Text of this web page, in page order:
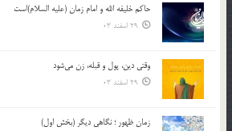
حاکم خليفه الله و امام زمان (علیه السلام)است
29 اسفند 03
وقتی دین، پول و قبله، زن می‌شود
29 اسفند 03
زمان ظهور ؛ نگاهی دیگر (بخش اول)